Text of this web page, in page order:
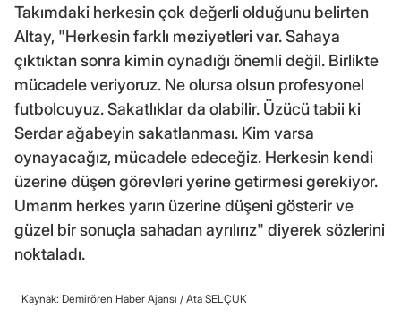
Takımdaki herkesin çok değerli olduğunu belirten
Altay, "Herkesin farklı meziyetleri var. Sahaya
çıktıktan sonra kimin oynadığı önemli değil. Birlikte
mücadele veriyoruz. Ne olursa olsun profesyonel
futbolcuyuz. Sakatlıklar da olabilir. Üzücü tabii ki
Serdar ağabeyin sakatlanması. Kim varsa
oynayacağız, mücadele edeceğiz. Herkesin kendi
üzerine düşen görevleri yerine getirmesi gerekiyor.
Umarım herkes yarın üzerine düşeni gösterir ve
güzel bir sonuçla sahadan ayrılırız" diyerek sözlerini
noktaladı.
Kaynak: Demirören Haber Ajansı / Ata SELÇUK